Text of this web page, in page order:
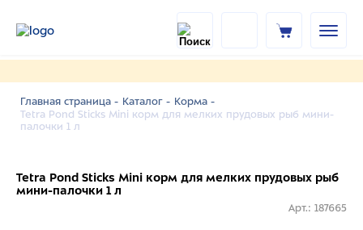
Главная страница - Каталог - Корма -
Tetra Pond Sticks Mini корм для мелких прудовых рыб мини-
палочки 1 л
Tetra Pond Sticks Mini корм для мелких прудовых рыб
мини-палочки 1 л
Арт.: 187665